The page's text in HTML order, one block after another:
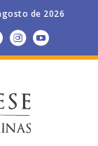
de 2026